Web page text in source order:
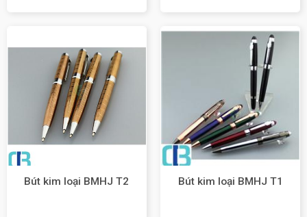
Bút kim loại BMHJ T2 Bút kim loại BMHJ T1